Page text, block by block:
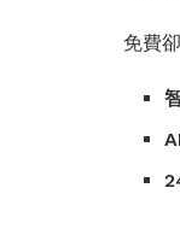
免費